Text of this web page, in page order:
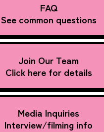
FAQ
See common questions
Join Our Team
Click here for details
Media Inquiries
Interview/filming info